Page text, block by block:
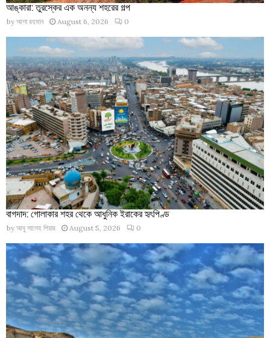
আঙ্কারা: তুরস্কের এক অনন্য শহরের গল্প
by আশা রহমান August 6, 2026 0
বাগদাদ: গোলাকার শহর থেকে আধুনিক ইরাকের হৃৎপিণ্ড
by আবু সালেহ পিয়ার August 5, 2026 0